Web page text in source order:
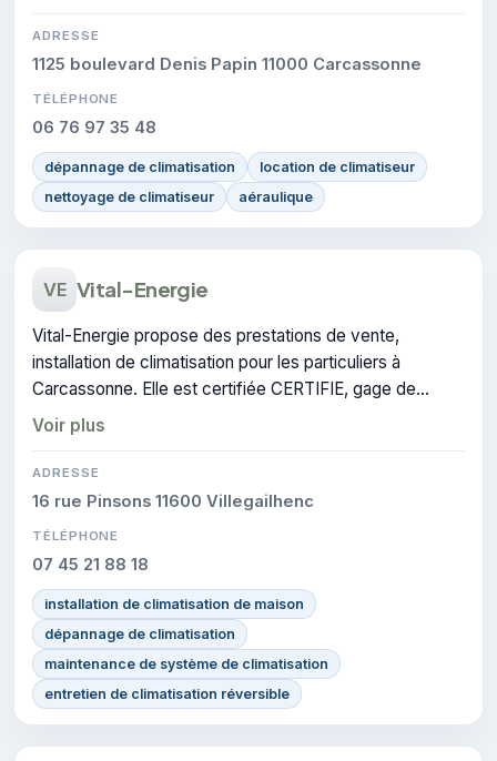
ADRESSE
1125 boulevard Denis Papin 11000 Carcassonne
TÉLÉPHONE
06 76 97 35 48
dépannage de climatisation
location de climatiseur
nettoyage de climatiseur
aéraulique
VE Vital-Energie
Vital-Energie propose des prestations de vente,
installation de climatisation pour les particuliers à
Carcassonne. Elle est certifiée CERTIFIE, gage de
conformité sur les interventions réalisées.
Voir plus
ADRESSE
16 rue Pinsons 11600 Villegailhenc
TÉLÉPHONE
07 45 21 88 18
installation de climatisation de maison
dépannage de climatisation
maintenance de système de climatisation
entretien de climatisation réversible